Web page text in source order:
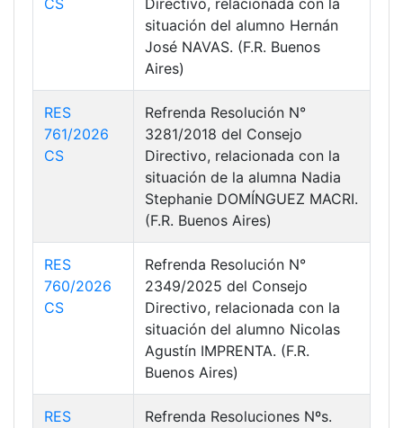
CS
Directivo, relacionada con la
situación del alumno Hernán
José NAVAS. (F.R. Buenos
Aires)
RES
761/2026
CS
Refrenda Resolución N°
3281/2018 del Consejo
Directivo, relacionada con la
situación de la alumna Nadia
Stephanie DOMÍNGUEZ MACRI.
(F.R. Buenos Aires)
RES
760/2026
CS
Refrenda Resolución N°
2349/2025 del Consejo
Directivo, relacionada con la
situación del alumno Nicolas
Agustín IMPRENTA. (F.R.
Buenos Aires)
RES
Refrenda Resoluciones Nºs.